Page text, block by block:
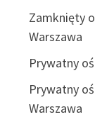
Zamknięty
Warszawa
Prywatny
Prywatny
Warszawa